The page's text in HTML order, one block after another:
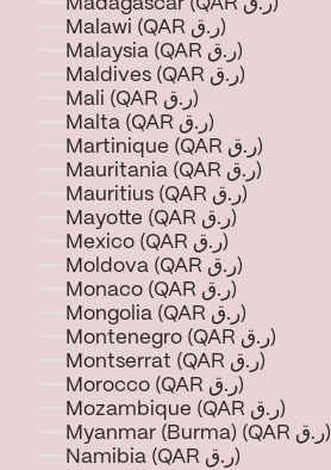
Madagascar (QAR ر.ق)
Malawi (QAR ر.ق)
Malaysia (QAR ر.ق)
Maldives (QAR ر.ق)
Mali (QAR ر.ق)
Malta (QAR ر.ق)
Martinique (QAR ر.ق)
Mauritania (QAR ر.ق)
Mauritius (QAR ر.ق)
Mayotte (QAR ر.ق)
Mexico (QAR ر.ق)
Moldova (QAR ر.ق)
Monaco (QAR ر.ق)
Mongolia (QAR ر.ق)
Montenegro (QAR ر.ق)
Montserrat (QAR ر.ق)
Morocco (QAR ر.ق)
Mozambique (QAR ر.ق)
Myanmar (Burma) (QAR ر.ق)
Namibia (QAR ر.ق)